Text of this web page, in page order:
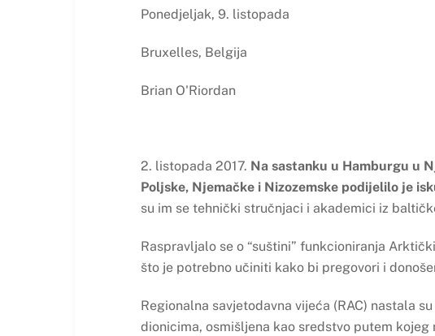
Ponedjeljak, 9. listopada
Bruxelles, Belgija
Brian O'Riordan
2. listopada 2017. Na sastanku u Hamburgu u
Poljske, Njemačke i Nizozemske podijelilo je
su im se tehnički stručnjaci i akademici iz
Raspravljalo se o “suštini” funkcioniranja
što je potrebno učiniti kako bi pregovori i
Regionalna savjetodavna vijeća (RAC) nastala
dionicima, osmišljena kao sredstvo putem